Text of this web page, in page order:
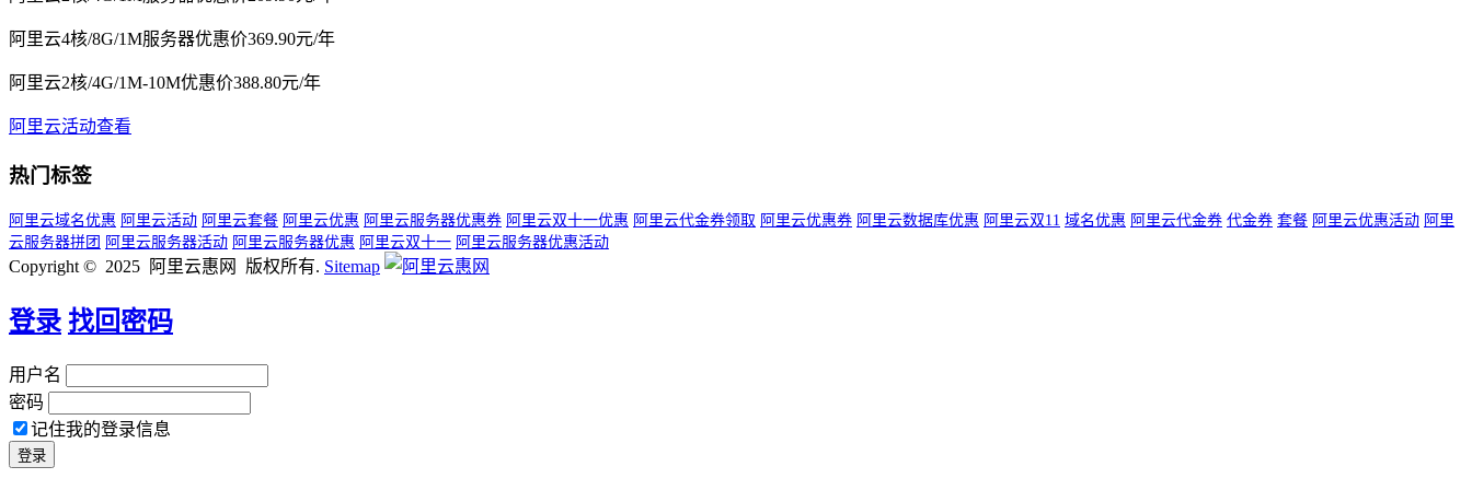
阿里云4核/8G/1M服务器优惠价369.90元/年
阿里云2核/4G/1M-10M优惠价388.80元/年
阿里云活动查看
热门标签
阿里云域名优惠 阿里云活动 阿里云套餐 阿里云优惠 阿里云服务器优惠券 阿里云双十一优惠 阿里云代金券领取 阿里云优惠券 阿里云数据库优惠 阿里云双11 域名优惠 阿里云代金券 代金券 套餐 阿里云优惠活动 阿里
云服务器拼团 阿里云服务器活动 阿里云服务器优惠 阿里云双十一 阿里云服务器优惠活动
Copyright © 2025 阿里云惠网 版权所有. Sitemap
登录 找回密码
用户名
密码
记住我的登录信息